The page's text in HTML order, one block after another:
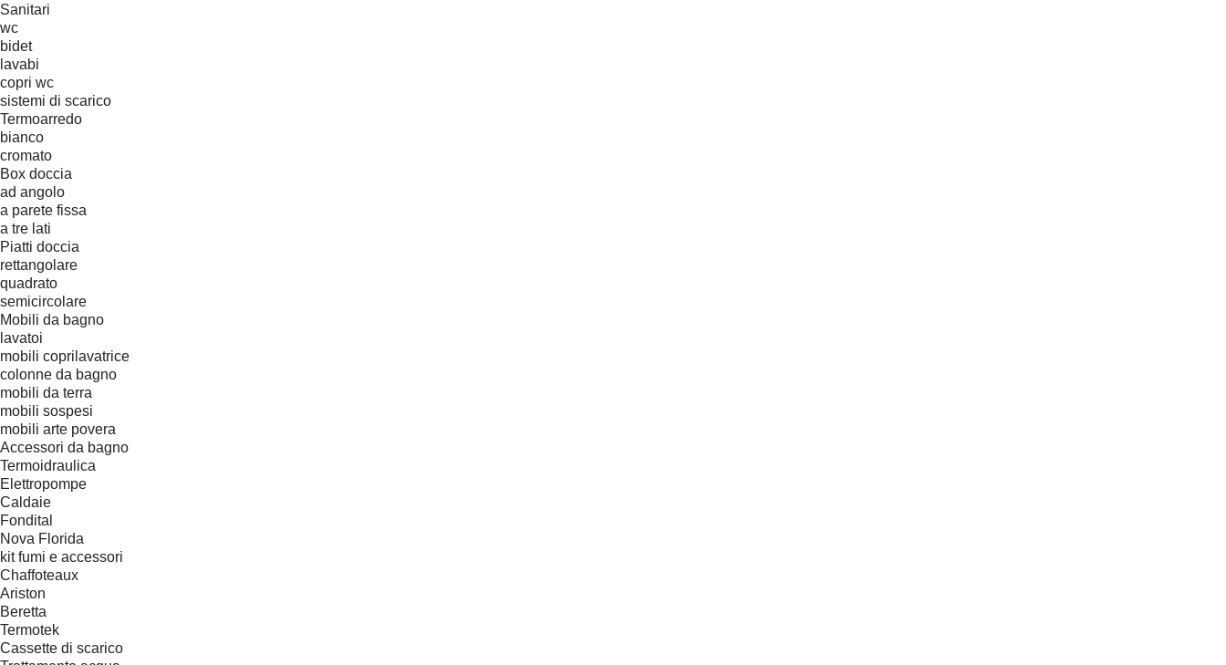
Sanitari
wc
bidet
lavabi
copri wc
sistemi di scarico
Termoarredo
bianco
cromato
Box doccia
ad angolo
a parete fissa
a tre lati
Piatti doccia
rettangolare
quadrato
semicircolare
Mobili da bagno
lavatoi
mobili coprilavatrice
colonne da bagno
mobili da terra
mobili sospesi
mobili arte povera
Accessori da bagno
Termoidraulica
Elettropompe
Caldaie
Fondital
Nova Florida
kit fumi e accessori
Chaffoteaux
Ariston
Beretta
Termotek
Cassette di scarico